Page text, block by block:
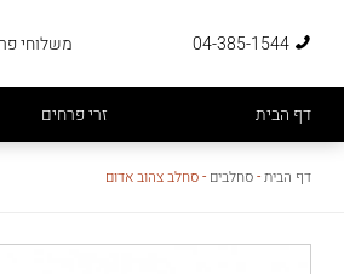
04-385-1544 משלוחי
דף הבית זרי פרחים
דף הבית-סחלבים -סחלב צהוב אדום